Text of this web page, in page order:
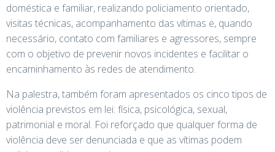
doméstica e familiar, realizando policiamento orientado,
visitas técnicas, acompanhamento das vítimas e, quando
necessário, contato com familiares e agressores, sempre
com o objetivo de prevenir novos incidentes e facilitar o
encaminhamento às redes de atendimento.
Na palestra, também foram apresentados os cinco tipos de
violência previstos em lei: física, psicológica, sexual,
patrimonial e moral. Foi reforçado que qualquer forma de
violência deve ser denunciada e que as vítimas podem